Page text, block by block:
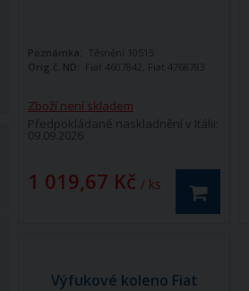
Zboží není skladem
Předpokládané naskladnění v Itálii:
09.09.2026
1 019,67 Kč / ks
Poznámka:
Těsnění 10515
Orig.č. ND: Fiat 4607842, Fiat 4768783
Výfukové koleno Fiat